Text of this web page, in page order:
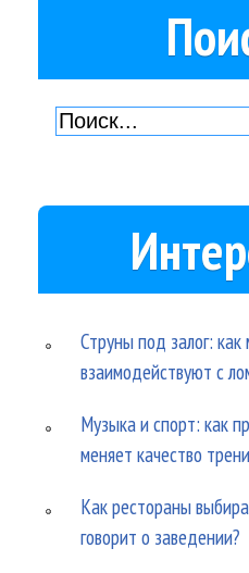
Струны под залог:
взаимодействуют с
Музыка и спорт: как
меняет качество
Как рестораны
говорит о заведении?